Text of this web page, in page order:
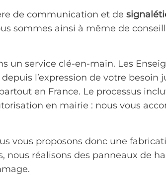
de communication et de
sommes ainsi à même de
un service clé-en-main. Les
depuis l’expression de votre besoin
en France. Le processus
en mairie : nous vous
vous proposons donc une
réalisons des panneaux de